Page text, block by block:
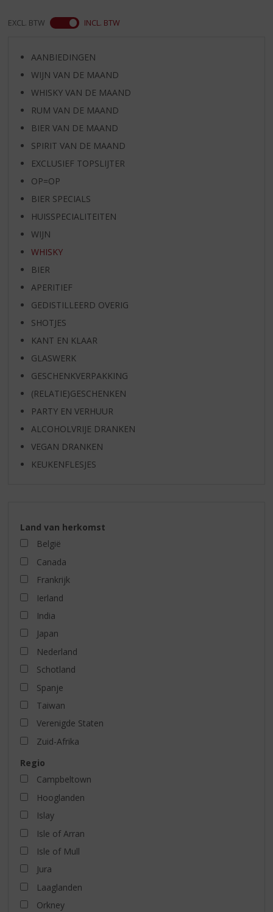
EXCL. BTW INCL. BTW
AANBIEDINGEN
WIJN VAN DE MAAND
WHISKY VAN DE MAAND
RUM VAN DE MAAND
BIER VAN DE MAAND
SPIRIT VAN DE MAAND
EXCLUSIEF TOPSLIJTER
OP=OP
BIER SPECIALS
HUISSPECIALITEITEN
WIJN
WHISKY
BIER
APERITIEF
GEDISTILLEERD OVERIG
SHOTJES
KANT EN KLAAR
GLASWERK
GESCHENKVERPAKKING
(RELATIE)GESCHENKEN
PARTY EN VERHUUR
ALCOHOLVRIJE DRANKEN
VEGAN DRANKEN
KEUKENFLESJES
Land van herkomst
België
Canada
Frankrijk
Ierland
India
Japan
Nederland
Schotland
Spanje
Taiwan
Verenigde Staten
Zuid-Afrika
Regio
Campbeltown
Hooglanden
Islay
Isle of Arran
Isle of Mull
Jura
Laaglanden
Orkney